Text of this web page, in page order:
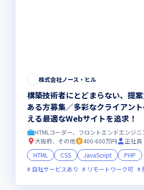
株式会社ノース・ヒル
構築技術者にとどまらない、提
ある方募集／多彩なクライアン
える最適なWebサイトを追求！
HTMLコーダー、フロントエンドエンジニ
大阪府、その他
400-600万円
正社員
HTML
CSS JavaScript
PHP
自社サービスあり
リモートワーク可